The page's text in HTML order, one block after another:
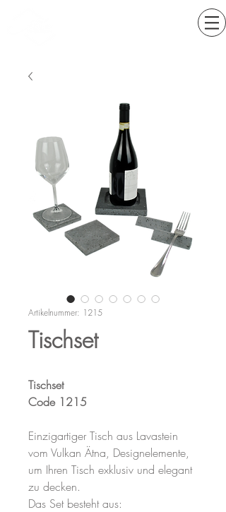
Artikelnummer: 1215
Tischset
Tischset
Code 1215
Einzigartiger Tisch aus Lavastein
vom Vulkan Ätna, Designelemente,
um Ihren Tisch exklusiv und elegant
zu decken.
Das Set besteht aus: